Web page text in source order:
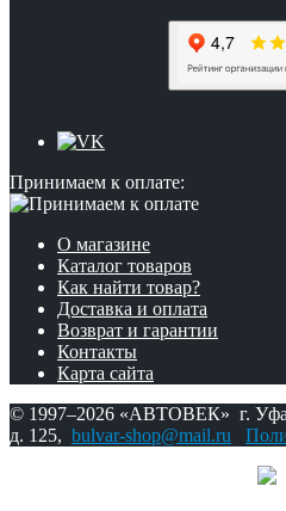
Принимаем к оплате:
О магазине
Каталог товаров
Как найти товар?
Доставка и оплата
Возврат и гарантии
Контакты
Карта сайта
© 1997–2026 «АВТОВЕК» г.
д. 125, bulvar-shop@mail.ru